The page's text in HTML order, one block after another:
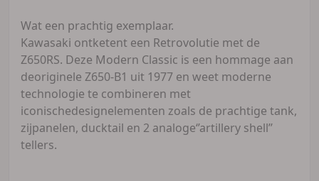
Wat een prachtig exemplaar.
Kawasaki ontketent een Retrovolutie met de
Z650RS. Deze Modern Classic is een hommage aan
deoriginele Z650-B1 uit 1977 en weet moderne
technologie te combineren met
iconischedesignelementen zoals de prachtige tank,
zijpanelen, ducktail en 2 analoge‘’artillery shell’’
tellers.